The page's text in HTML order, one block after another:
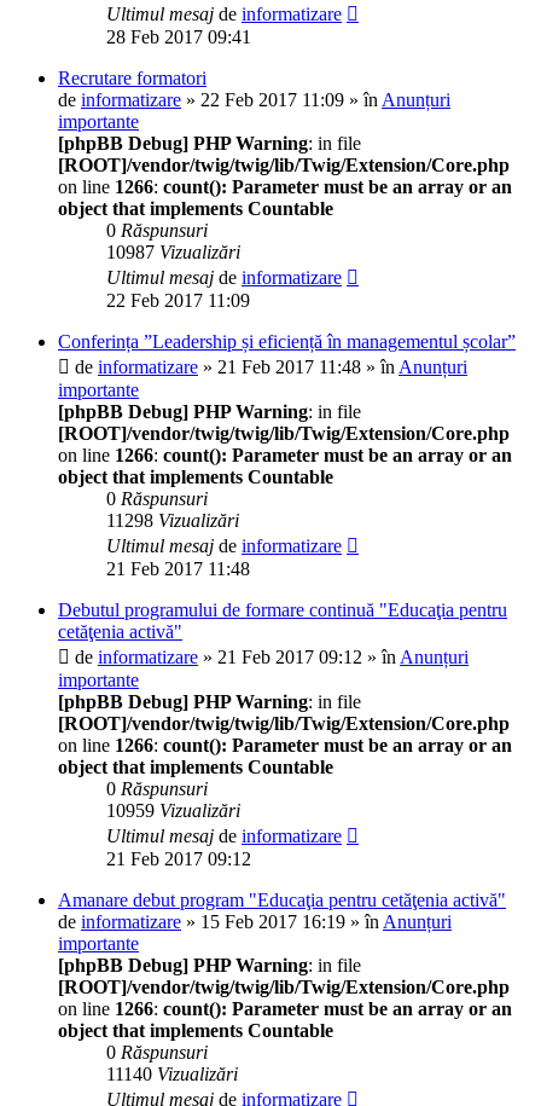
Ultimul mesaj de informatizare
28 Feb 2017 09:41
Recrutare formatori
de informatizare » 22 Feb 2017 11:09 » în Anunțuri
importante
[phpBB Debug] PHP Warning: in file
[ROOT]/vendor/twig/twig/lib/Twig/Extension/Core.php
on line 1266: count(): Parameter must be an array or an
object that implements Countable
0 Răspunsuri
10987 Vizualizări
Ultimul mesaj de informatizare
22 Feb 2017 11:09
Conferința ”Leadership și eficiență în managementul școlar”
de informatizare » 21 Feb 2017 11:48 » în Anunțuri
importante
[phpBB Debug] PHP Warning: in file
[ROOT]/vendor/twig/twig/lib/Twig/Extension/Core.php
on line 1266: count(): Parameter must be an array or an
object that implements Countable
0 Răspunsuri
11298 Vizualizări
Ultimul mesaj de informatizare
21 Feb 2017 11:48
Debutul programului de formare continuă "Educaţia pentru
cetăţenia activă"
de informatizare » 21 Feb 2017 09:12 » în Anunțuri
importante
[phpBB Debug] PHP Warning: in file
[ROOT]/vendor/twig/twig/lib/Twig/Extension/Core.php
on line 1266: count(): Parameter must be an array or an
object that implements Countable
0 Răspunsuri
10959 Vizualizări
Ultimul mesaj de informatizare
21 Feb 2017 09:12
Amanare debut program "Educaţia pentru cetăţenia activă"
de informatizare » 15 Feb 2017 16:19 » în Anunțuri
importante
[phpBB Debug] PHP Warning: in file
[ROOT]/vendor/twig/twig/lib/Twig/Extension/Core.php
on line 1266: count(): Parameter must be an array or an
object that implements Countable
0 Răspunsuri
11140 Vizualizări
Ultimul mesaj de informatizare